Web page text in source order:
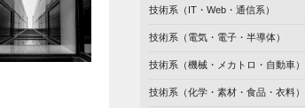
技術系（IT・Web・通信系）
技術系（電気・電子・半導体）
技術系（機械・メカトロ・自動車）
技術系（化学・素材・食品・衣料）